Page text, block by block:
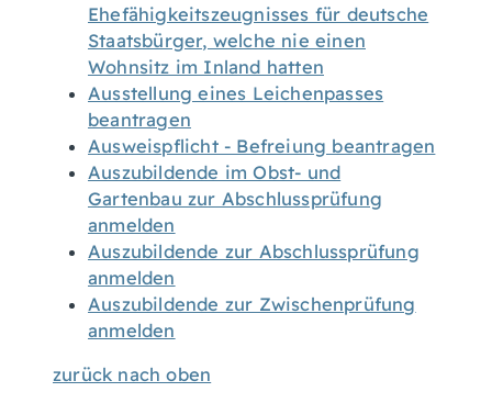
Ehefähigkeitszeugnisses für deutsche
Staatsbürger, welche nie einen
Wohnsitz im Inland hatten
Ausstellung eines Leichenpasses
beantragen
Ausweispflicht - Befreiung beantragen
Auszubildende im Obst- und
Gartenbau zur Abschlussprüfung
anmelden
Auszubildende zur Abschlussprüfung
anmelden
Auszubildende zur Zwischenprüfung
anmelden
zurück nach oben